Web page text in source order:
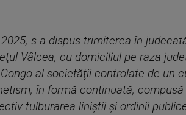
s-a dispus trimiterea în
Vâlcea, cu domiciliul pe raza
al societăţii controlate de un
în formă continuată,
tulburarea liniştii şi ordinii